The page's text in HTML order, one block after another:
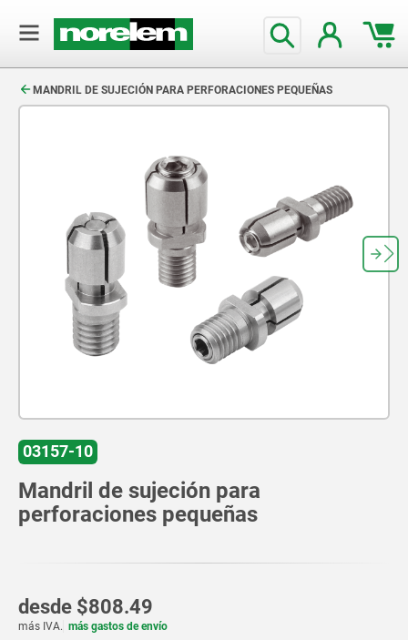
MANDRIL DE SUJECIÓN PARA PERFORACIONES PEQUEÑAS
03157-10
Mandril de sujeción para
perforaciones pequeñas
desde $808.49
más IVA. más gastos de envío